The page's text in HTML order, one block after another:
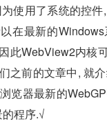
使用了系统的控
在最新的
此WebView2内核
之前的文章中, 就
览器最新的
程序.√